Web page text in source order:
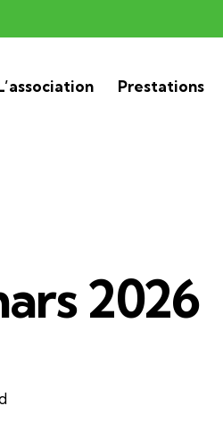
Prestations
2026